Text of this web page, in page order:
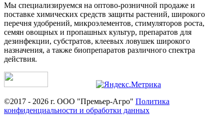
Мы специализируемся на оптово-розничной продаже и
поставке химических средств защиты растений, широкого
перечня удобрений, микроэлементов, стимуляторов роста,
семян овощных и пропашных культур, препаратов для
дезинфекции, субстратов, клеевых ловушек широкого
назначения, а также биопрепаратов различного спектра
действия.
©2017 - 2026 г. ООО "Премьер-Агро" Политика
конфиденциальности и обработки данных